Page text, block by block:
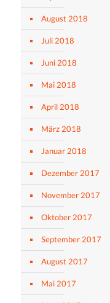
August 2018
Juli 2018
Juni 2018
Mai 2018
April 2018
März 2018
Januar 2018
Dezember 2017
November 2017
Oktober 2017
September 2017
August 2017
Mai 2017